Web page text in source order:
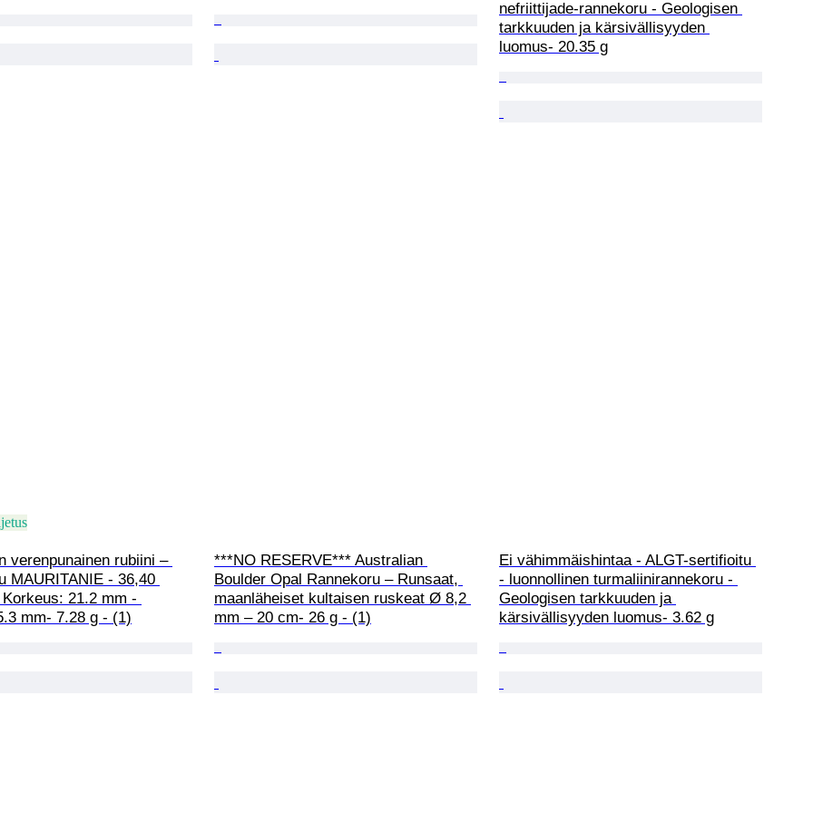
nefriittijade-rannekoru - Geologisen
tarkkuuden ja kärsivällisyyden
luomus- 20.35 g
verenpunainen rubiini –
MAURITANIE - 36,40
21.2 mm -
mm- 7.28 g - (1)
***NO RESERVE*** Australian
Boulder Opal Rannekoru – Runsaat,
maanläheiset kultaisen ruskeat Ø 8,2
mm – 20 cm- 26 g - (1)
Ei vähimmäishintaa - ALGT-sertifioitu
- luonnollinen turmaliinirannekoru -
Geologisen tarkkuuden ja
kärsivällisyyden luomus- 3.62 g